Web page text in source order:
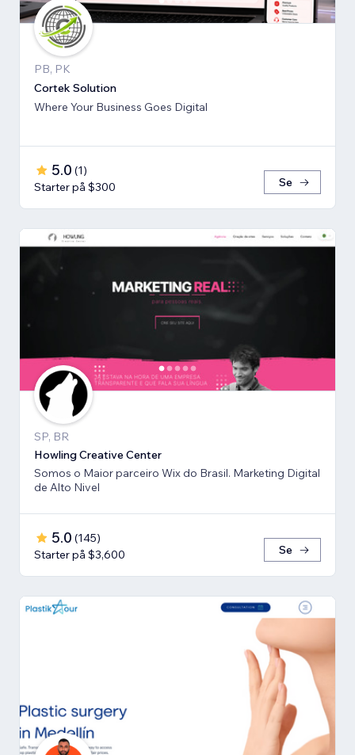
PB, PK
Cortek Solution
Where Your Business Goes Digital
5.0 (1)
Starter på $300
Se
SP, BR
Howling Creative Center
Somos o Maior parceiro Wix do Brasil. Marketing Digital
de Alto Nivel
5.0 (145)
Starter på $3,600
Se